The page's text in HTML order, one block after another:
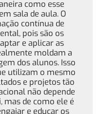
como esse
sala de aula. O
contínua de
pois são os
e aplicar as
moldam a
dos alunos. Isso
utilizam o mesmo
e projetos tão
não depende
mas de como ele é
e educar os